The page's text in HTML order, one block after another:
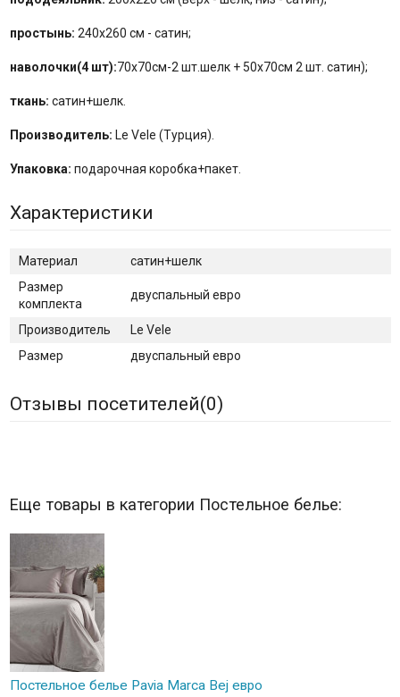
простынь: 240x260 см - сатин;
наволочки(4 шт):70x70см-2 шт.шелк + 50x70см 2 шт. сатин);
ткань: сатин+шелк.
Производитель: Le Vele (Турция).
Упаковка: подарочная коробка+пакет.
Характеристики
Материал
сатин+шелк
Размер
комплекта
двуспальный евро
Производитель
Le Vele
Размер
двуспальный евро
Отзывы посетителей(0)
Еще товары в категории Постельное белье:
Постельное белье Pavia Marca Bej евро